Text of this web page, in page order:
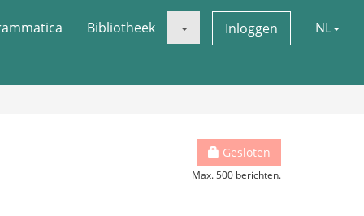
Bibliotheek Inloggen NL
Gesloten
Max. 500 berichten.